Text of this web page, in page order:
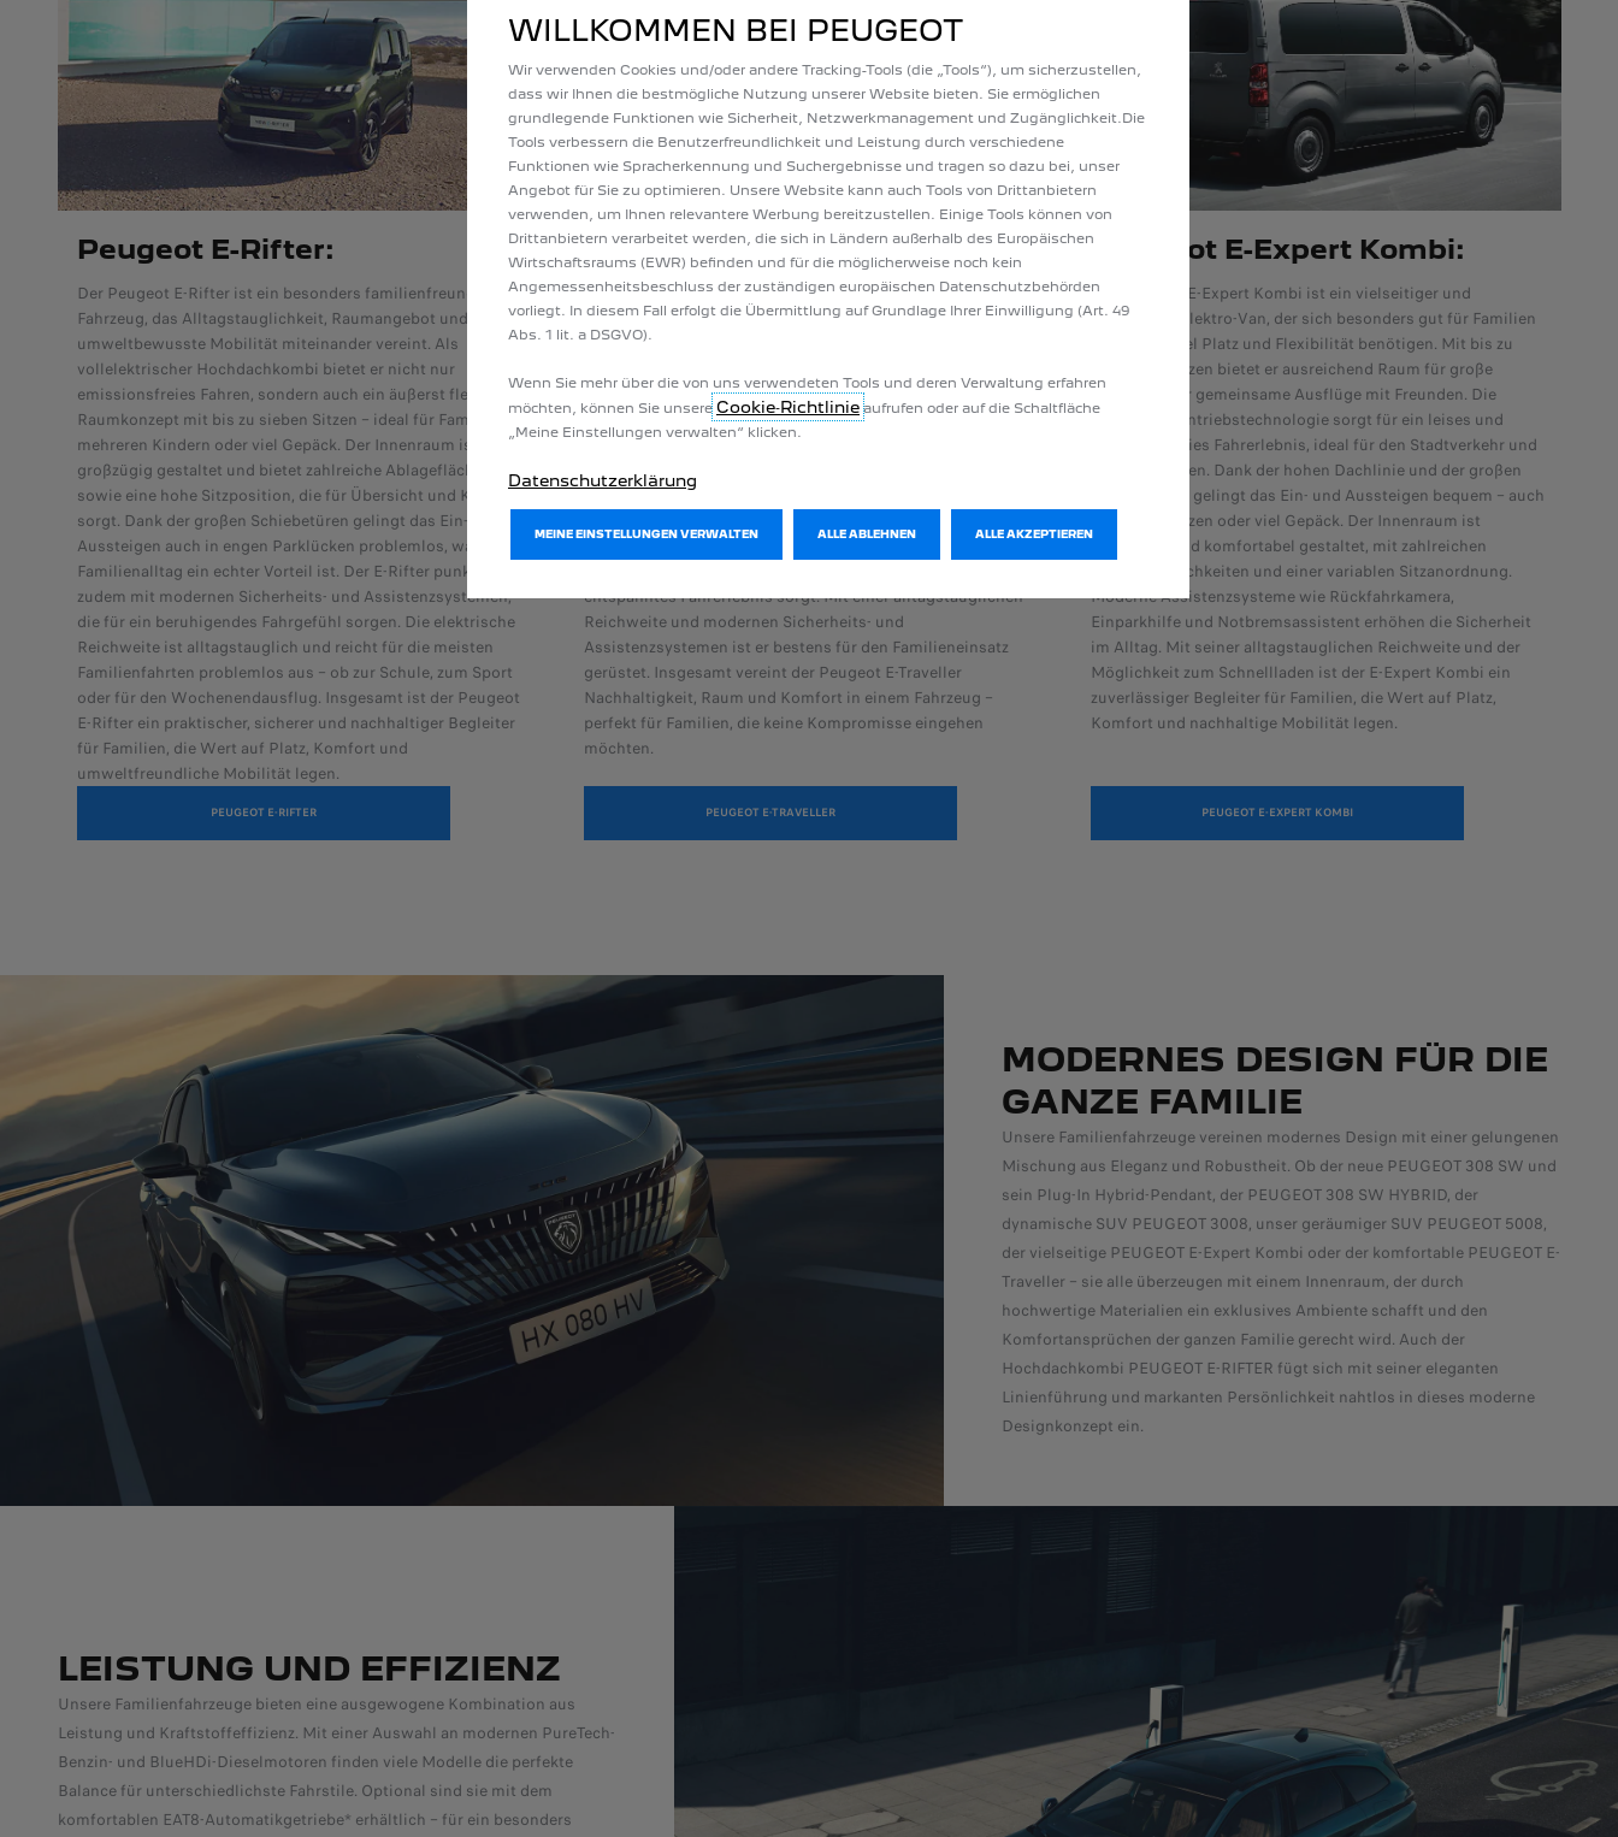
Peugeot E-Rifter:​
Der Peugeot E-Rifter ist ein besonders familienfreundliches
Fahrzeug, das Alltagstauglichkeit, Raumangebot und
umweltbewusste Mobilität miteinander vereint. Als
vollelektrischer Hochdachkombi bietet er nicht nur
emissionsfreies Fahren, sondern auch ein äußerst flexibles
Raumkonzept mit bis zu sieben Sitzen – ideal für Familien mit
mehreren Kindern oder viel Gepäck. Der Innenraum ist
großzügig gestaltet und bietet zahlreiche Ablageflächen
sowie eine hohe Sitzposition, die für Übersicht und Komfort
sorgt. Dank der großen Schiebetüren gelingt das Ein- und
Aussteigen auch in engen Parklücken problemlos, was im
Familienalltag ein echter Vorteil ist. Der E-Rifter punktet
zudem mit modernen Sicherheits- und Assistenzsystemen,
die für ein beruhigendes Fahrgefühl sorgen. Die elektrische
Reichweite ist alltagstauglich und reicht für die meisten
Familienfahrten problemlos aus – ob zur Schule, zum Sport
oder für den Wochenendausflug. Insgesamt ist der Peugeot
E-Rifter ein praktischer, sicherer und nachhaltiger Begleiter
für Familien, die Wert auf Platz, Komfort und
umweltfreundliche Mobilität legen.
PEUGEOT E-RIFTER
Peugeot E-Traveller:​
Der Peugeot E-Traveller ist die ideale Wahl für Familien, die
viel Platz benötigen und gleichzeitig umweltbewusst
unterwegs sein möchten. Als vollelektrischer Großraum-Van
Raumkonzept, das sich perfekt an die Bedürfnisse von
Familien anpassen lässt – sei es für den Alltag,
Wochenendausflüge oder längere Reisen. Die großzügige
Innenraumgestaltung sorgt für hohen Komfort auf allen
Plätzen, während die großen Schiebetüren ein bequemes Ein-
Gepäck. Der E-Traveller fährt lokal emissionsfrei und leise,
entspanntes Fahrerlebnis sorgt. Mit einer alltagstauglichen
Reichweite und modernen Sicherheits- und
Assistenzsystemen ist er bestens für den Familieneinsatz
gerüstet. Insgesamt vereint der Peugeot E-Traveller
Nachhaltigkeit, Raum und Komfort in einem Fahrzeug –
perfekt für Familien, die keine Kompromisse eingehen
möchten.
PEUGEOT E-TRAVELLER
Peugeot E-Expert Kombi:​
Der Peugeot E-Expert Kombi ist ein vielseitiger und
geräumiger Elektro-Van, der sich besonders gut für Familien
eignet, die viel Platz und Flexibilität benötigen. Mit bis zu
neun Sitzplätzen bietet er ausreichend Raum für große
Familien oder gemeinsame Ausflüge mit Freunden. Die
elektrische Antriebstechnologie sorgt für ein leises und
emissionsfreies Fahrerlebnis, ideal für den Stadtverkehr und
längere Fahrten. Dank der hohen Dachlinie und der großen
Schiebetüren gelingt das Ein- und Aussteigen bequem – auch
mit Kindersitzen oder viel Gepäck. Der Innenraum ist
funktional und komfortabel gestaltet, mit zahlreichen
Ablagemöglichkeiten und einer variablen Sitzanordnung.
Moderne Assistenzsysteme wie Rückfahrkamera,
Einparkhilfe und Notbremsassistent erhöhen die Sicherheit
im Alltag. Mit seiner alltagstauglichen Reichweite und der
Möglichkeit zum Schnellladen ist der E-Expert Kombi ein
zuverlässiger Begleiter für Familien, die Wert auf Platz,
Komfort und nachhaltige Mobilität legen.
PEUGEOT E-EXPERT KOMBI
MODERNES DESIGN FÜR DIE
GANZE FAMILIE​
Unsere Familienfahrzeuge vereinen modernes Design mit einer gelungenen
Mischung aus Eleganz und Robustheit. Ob der neue PEUGEOT 308 SW und
sein Plug-In Hybrid-Pendant, der PEUGEOT 308 SW HYBRID, der
dynamische SUV PEUGEOT 3008, unser geräumiger SUV PEUGEOT 5008,
der vielseitige PEUGEOT E-Expert Kombi oder der komfortable PEUGEOT E-
Traveller – sie alle überzeugen mit einem Innenraum, der durch
hochwertige Materialien ein exklusives Ambiente schafft und den
Komfortansprüchen der ganzen Familie gerecht wird. Auch der
Hochdachkombi PEUGEOT E-RIFTER fügt sich mit seiner eleganten
Linienführung und markanten Persönlichkeit nahtlos in dieses moderne
Designkonzept ein.
LEISTUNG UND EFFIZIENZ​
Unsere Familienfahrzeuge bieten eine ausgewogene Kombination aus
Leistung und Kraftstoffeffizienz. Mit einer Auswahl an modernen PureTech-
Benzin- und BlueHDi-Dieselmotoren finden viele Modelle die perfekte
Balance für unterschiedlichste Fahrstile. Optional sind sie mit dem
komfortablen EAT8-Automatikgetriebe* erhältlich – für ein besonders
WILLKOMMEN BEI PEUGEOT
Wir verwenden Cookies und/oder andere Tracking-Tools (die „Tools“), um sicherzustellen,
dass wir Ihnen die bestmögliche Nutzung unserer Website bieten. Sie ermöglichen
grundlegende Funktionen wie Sicherheit, Netzwerkmanagement und Zugänglichkeit.Die
Tools verbessern die Benutzerfreundlichkeit und Leistung durch verschiedene
Funktionen wie Spracherkennung und Suchergebnisse und tragen so dazu bei, unser
Angebot für Sie zu optimieren. Unsere Website kann auch Tools von Drittanbietern
verwenden, um Ihnen relevantere Werbung bereitzustellen. Einige Tools können von
Drittanbietern verarbeitet werden, die sich in Ländern außerhalb des Europäischen
Wirtschaftsraums (EWR) befinden und für die möglicherweise noch kein
Angemessenheitsbeschluss der zuständigen europäischen Datenschutzbehörden
vorliegt. In diesem Fall erfolgt die Übermittlung auf Grundlage Ihrer Einwilligung (Art. 49
Abs. 1 lit. a DSGVO).
Wenn Sie mehr über die von uns verwendeten Tools und deren Verwaltung erfahren
möchten, können Sie unsere Cookie‑Richtlinie aufrufen oder auf die Schaltfläche
„Meine Einstellungen verwalten“ klicken.
Datenschutzerklärung
MEINE EINSTELLUNGEN VERWALTEN ALLE AKZEPTIEREN
ALLE ABLEHNEN